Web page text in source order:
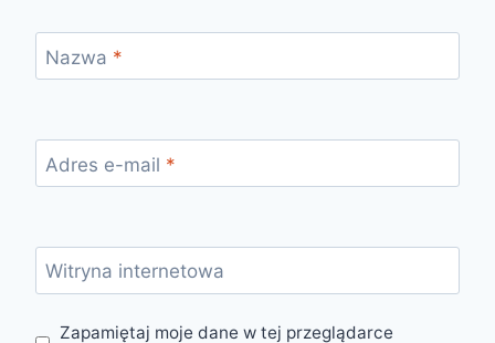
Nazwa *
Adres e-mail *
Witryna internetowa
Zapamiętaj moje dane w tej przeglądarce